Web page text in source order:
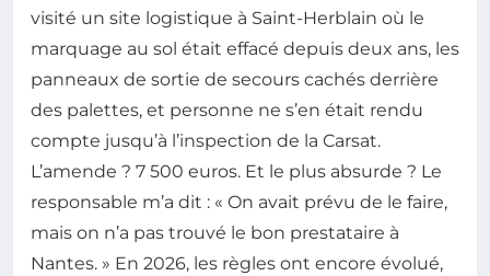
visité un site logistique à Saint-Herblain où le
marquage au sol était effacé depuis deux ans, les
panneaux de sortie de secours cachés derrière
des palettes, et personne ne s’en était rendu
compte jusqu’à l’inspection de la Carsat.
L’amende ? 7 500 euros. Et le plus absurde ? Le
responsable m’a dit : « On avait prévu de le faire,
mais on n’a pas trouvé le bon prestataire à
Nantes. » En 2026, les règles ont encore évolué,